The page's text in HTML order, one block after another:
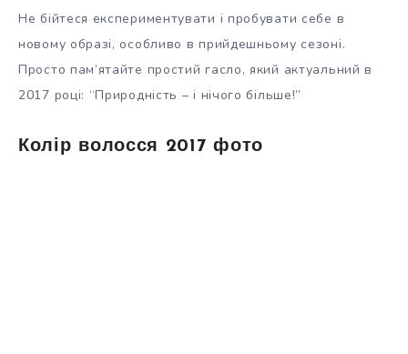
Не бійтеся експериментувати і пробувати себе в
новому образі, особливо в прийдешньому сезоні.
Просто пам’ятайте простий гасло, який актуальний в
2017 році: “Природність – і нічого більше!”
Колір волосся 2017 фото